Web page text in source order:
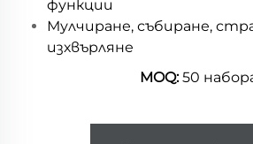
функции
Мулчиране, събиране,
изхвърляне
MOQ:50